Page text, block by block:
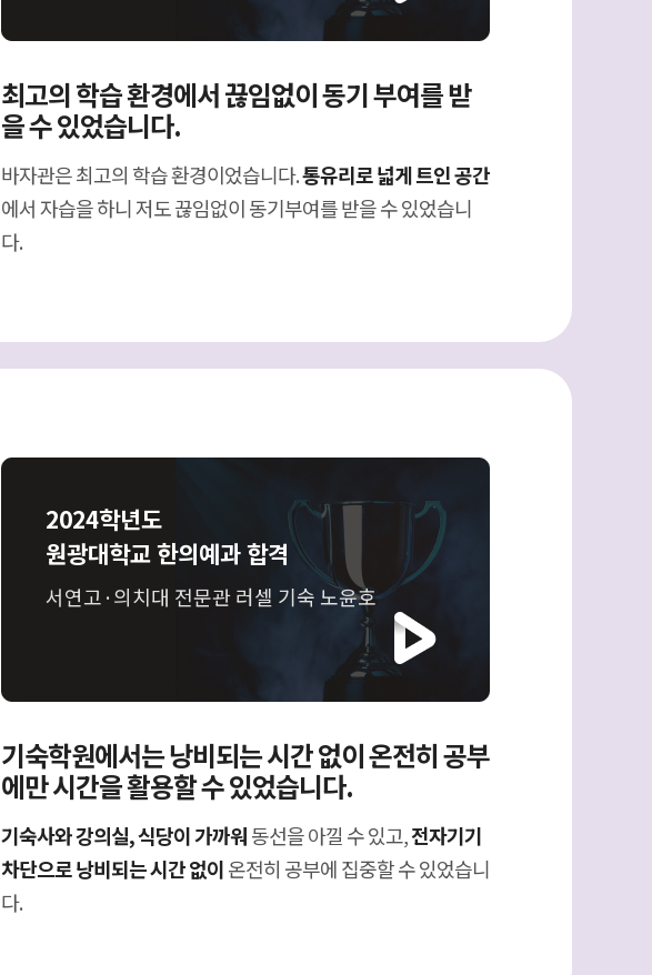
최고의 학습 환경에서 끊임없이 동기 부여를 받
을 수 있었습니다.
바자관은 최고의 학습 환경이었습니다.통유리로 넓게 트인 공간
에서 자습을 하니 저도 끊임없이 동기부여를 받을 수 있었습니
다.
2024학년도
원광대학교 한의예과 합격
서연고·의치대 전문관 러셀 기숙 노윤호
기숙학원에서는 낭비되는 시간 없이 온전히 공부
에만 시간을 활용할 수 있었습니다.
기숙사와 강의실, 식당이 가까워동선을 아낄 수 있고,전자기기
차단으로 낭비되는 시간 없이온전히 공부에 집중할 수 있었습니
다.